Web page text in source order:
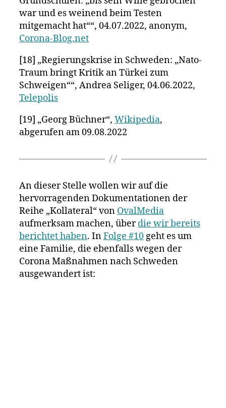
war und es weinend beim Testen
mitgemacht hat““, 04.07.2022, anonym,
Corona-Blog.net
[18] „Regierungskrise in Schweden: „Nato-
Traum bringt Kritik an Türkei zum
Schweigen““, Andrea Seliger, 04.06.2022,
Telepolis
[19] „Georg Büchner“, Wikipedia,
abgerufen am 09.08.2022
An dieser Stelle wollen wir auf die
hervorragenden Dokumentationen der
Reihe „Kollateral“ von OvalMedia
aufmerksam machen, überdie wir bereits
berichtet haben. InFolge #10 geht es um
eine Familie, die ebenfalls wegen der
Corona Maßnahmen nach Schweden
ausgewandert ist: